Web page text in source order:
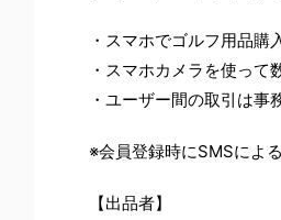
・スマホでゴルフ用品購
・スマホカメラを使って
・ユーザー間の取引は
※会員登録時にSMSによ
【出品者】